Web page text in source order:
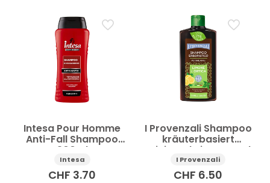
Intesa Pour Homme
Anti-Fall Shampoo
300ml
Intesa
CHF 3.70
I Provenzali Shampoo
kräuterbasiert
reinigend Zitrone und
Brennnessel 250 ml
I Provenzali
CHF 6.50